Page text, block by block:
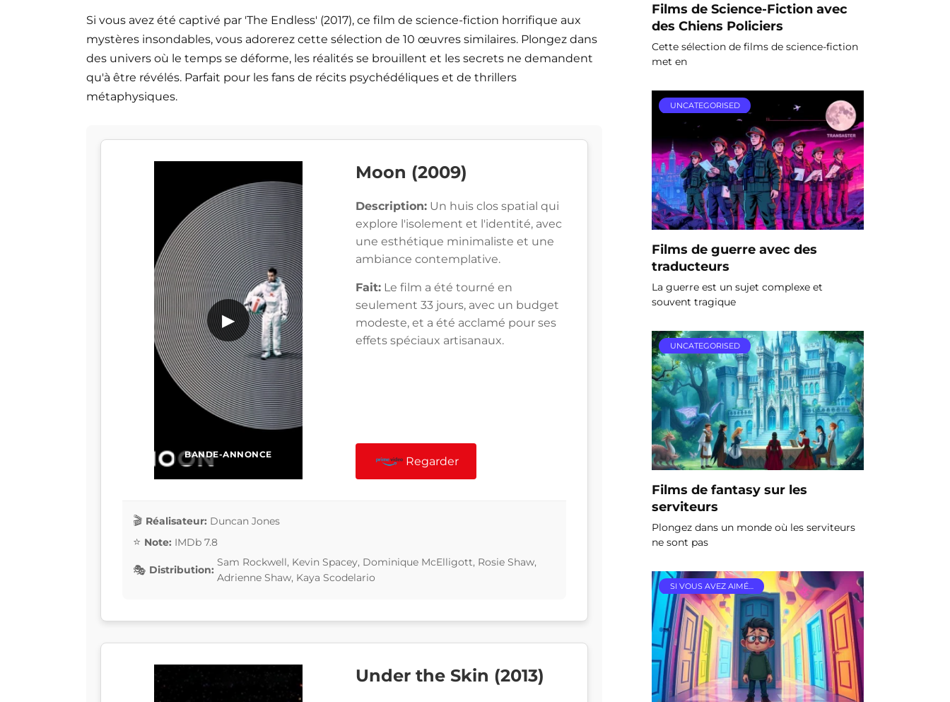
Si vous avez été captivé par 'The Endless' (2017), ce film de science-fiction horrifique aux
mystères insondables, vous adorerez cette sélection de 10 œuvres similaires. Plongez dans
des univers où le temps se déforme, les réalités se brouillent et les secrets ne demandent
qu'à être révélés. Parfait pour les fans de récits psychédéliques et de thrillers
métaphysiques.
BANDE-ANNONCE
▶
Moon (2009)
Description: Un huis clos spatial qui
explore l'isolement et l'identité, avec
une esthétique minimaliste et une
ambiance contemplative.
Fait: Le film a été tourné en
seulement 33 jours, avec un budget
modeste, et a été acclamé pour ses
effets spéciaux artisanaux.
Regarder
Réalisateur: Duncan Jones
Note: IMDb 7.8
Distribution:
Sam Rockwell, Kevin Spacey, Dominique McElligott, Rosie Shaw,
Adrienne Shaw, Kaya Scodelario
Under the Skin (2013)
Films de Science-Fiction avec
des Chiens Policiers
Cette sélection de films de science-fiction
met en
UNCATEGORISED
Films de guerre avec des
traducteurs
La guerre est un sujet complexe et
souvent tragique
UNCATEGORISED
Films de fantasy sur les
serviteurs
Plongez dans un monde où les serviteurs
ne sont pas
SI VOUS AVEZ AIMÉ…